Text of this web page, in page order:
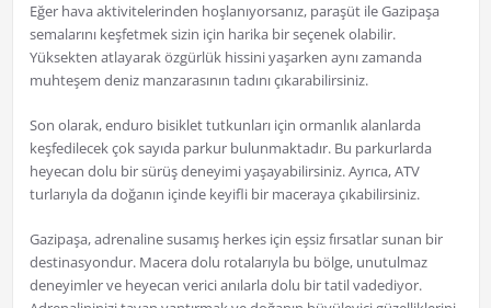
Eğer hava aktivitelerinden hoşlanıyorsanız, paraşüt ile Gazipaşa
semalarını keşfetmek sizin için harika bir seçenek olabilir.
Yüksekten atlayarak özgürlük hissini yaşarken aynı zamanda
muhteşem deniz manzarasının tadını çıkarabilirsiniz.
Son olarak, enduro bisiklet tutkunları için ormanlık alanlarda
keşfedilecek çok sayıda parkur bulunmaktadır. Bu parkurlarda
heyecan dolu bir sürüş deneyimi yaşayabilirsiniz. Ayrıca, ATV
turlarıyla da doğanın içinde keyifli bir maceraya çıkabilirsiniz.
Gazipaşa, adrenaline susamış herkes için eşsiz fırsatlar sunan bir
destinasyondur. Macera dolu rotalarıyla bu bölge, unutulmaz
deneyimler ve heyecan verici anılarla dolu bir tatil vadediyor.